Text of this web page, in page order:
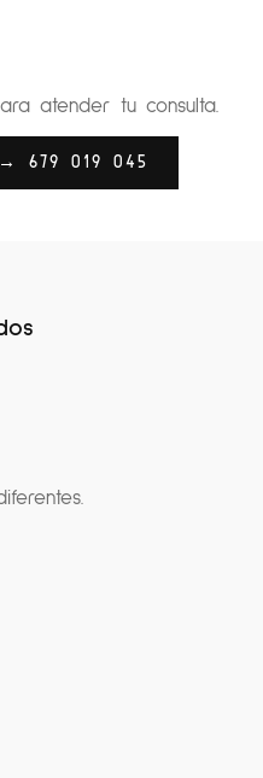
atender tu consulta.
→ 679 019 045